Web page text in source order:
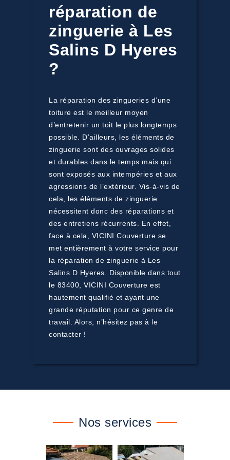
réparation de
zinguerie à Les
Salins D Hyeres
?
La réparation des zingueries d’une
toiture est le meilleur moyen
d’entretenir un toit le plus longtemps
possible. D’ailleurs, les éléments de
zinguerie sont des ouvrages solides
et durables dans le temps mais qui
sont exposés aux intempéries et aux
agressions de l’extérieur. Vis-à-vis de
cela, les éléments de zinguerie
nécessitent donc des réparations et
des entretiens récurrents. En effet,
face à cela, VICINI Couverture se
met entièrement à votre service pour
la réparation de zinguerie à Les
Salins D Hyeres. Disponible dans tout
le 83400, VICINI Couverture est
hautement qualifié et ayant une
grande réputation pour ce genre de
travail. Alors, n’hésitez pas à le
contacter !
Nos services